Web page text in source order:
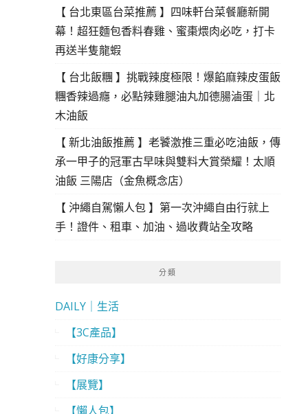
【 台北東區台菜推薦 】四味軒台菜餐廳新開
幕！超狂麵包香料春雞、蜜棗煨肉必吃，打卡
再送半隻龍蝦
【 台北飯糰 】挑戰辣度極限！爆餡麻辣皮蛋飯
糰香辣過癮，必點辣雞腿油丸加德腸滷蛋｜北
木油飯
【 新北油飯推薦 】老饕激推三重必吃油飯，傳
承一甲子的冠軍古早味與雙料大賞榮耀！太順
油飯 三陽店（金魚概念店）
【 沖繩自駕懶人包 】第一次沖繩自由行就上
手！證件、租車、加油、過收費站全攻略
分類
DAILY｜生活
【3C產品】
【好康分享】
【展覽】
【懶人包】